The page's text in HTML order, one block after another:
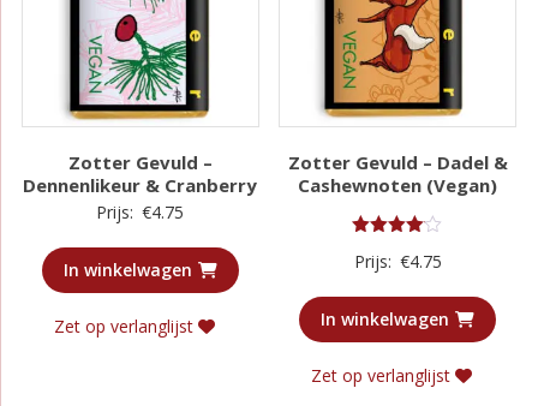
Zotter Gevuld –
Dennenlikeur & Cranberry
Prijs: €4.75
In winkelwagen
Zet op verlanglijst
Zotter Gevuld – Dadel &
Cashewnoten (Vegan)
4.00
Prijs: €4.75
In winkelwagen
Zet op verlanglijst